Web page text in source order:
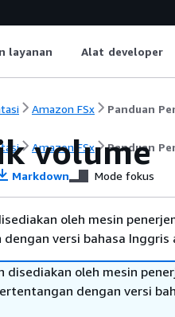
layanan Alat developer
Amazon FSx Panduan
Amazon FSx Panduan
volume
Markdown Mode fokus
oleh mesin
versi bahasa
disediakan oleh mesin
dengan versi